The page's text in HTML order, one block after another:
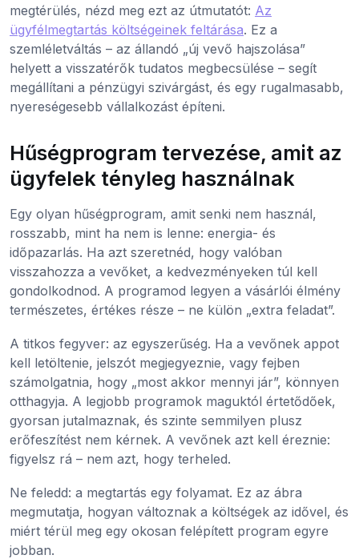
megtérülés, nézd meg ezt az útmutatót: Az
ügyfélmegtartás költségeinek feltárása. Ez a
szemléletváltás – az állandó „új vevő hajszolása”
helyett a visszatérők tudatos megbecsülése – segít
megállítani a pénzügyi szivárgást, és egy rugalmasabb,
nyereségesebb vállalkozást építeni.
Hűségprogram tervezése, amit az
ügyfelek tényleg használnak
Egy olyan hűségprogram, amit senki nem használ,
rosszabb, mint ha nem is lenne: energia- és
időpazarlás. Ha azt szeretnéd, hogy valóban
visszahozza a vevőket, a kedvezményeken túl kell
gondolkodnod. A programod legyen a vásárlói élmény
természetes, értékes része – ne külön „extra feladat”.
A titkos fegyver: az egyszerűség. Ha a vevőnek appot
kell letöltenie, jelszót megjegyeznie, vagy fejben
számolgatnia, hogy „most akkor mennyi jár”, könnyen
otthagyja. A legjobb programok maguktól értetődőek,
gyorsan jutalmaznak, és szinte semmilyen plusz
erőfeszítést nem kérnek. A vevőnek azt kell éreznie:
figyelsz rá – nem azt, hogy terheled.
Ne feledd: a megtartás egy folyamat. Ez az ábra
megmutatja, hogyan változnak a költségek az idővel, és
miért térül meg egy okosan felépített program egyre
jobban.